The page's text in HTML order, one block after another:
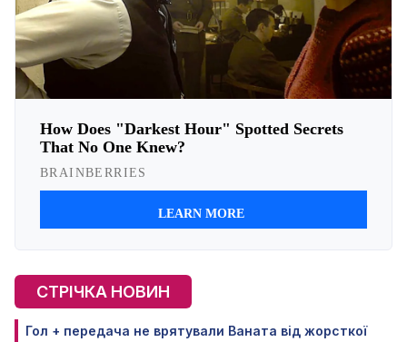
СТРІЧКА НОВИН
Гол + передача не врятували Ваната від жорсткої